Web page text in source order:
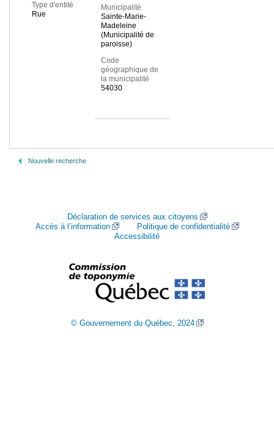
Type d'entité
Rue
Municipalité
Sainte-Marie-
Madeleine
(Municipalité de
paroisse)
Code
géographique de
la municipalité
54030
Nouvelle recherche
Déclaration de services aux citoyens
Accès à l’information
Politique de confidentialité
Accessibilité
© Gouvernement du Québec, 2024